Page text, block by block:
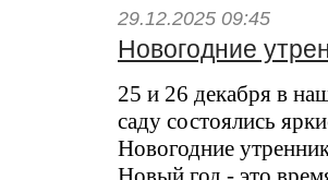
29.12.2025 09:45
Новогодние
25 и 26 декабря в
саду состоялись
Новогодние